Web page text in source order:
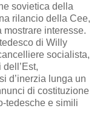
sovietica della
rilancio della Cee,
interesse.
di Willy
socialista,
d’inerzia lunga un
di costituzione
tedesche e simili